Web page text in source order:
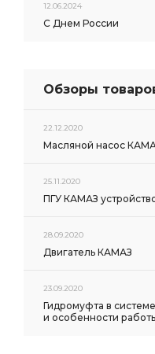
12.06.2024
С Днем России
Обзоры
22.12.2020
Масляной насос
25.11.2020
ПГУ КАМАЗ
28.09.2020
Двигатель КАМАЗ
23.09.2020
Гидромуфта в
и особенности